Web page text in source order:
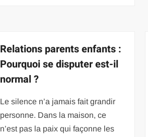
Relations parents enfants :
Pourquoi se disputer est-il
normal ?
Le silence n’a jamais fait grandir
personne. Dans la maison, ce
n’est pas la paix qui façonne les